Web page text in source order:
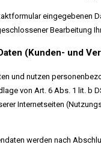
eingegebenen
Bearbeitung
(Kunden- und
und nutzen
von Art. 6 Abs. 1 lit. b
Internetseiten
werden nach